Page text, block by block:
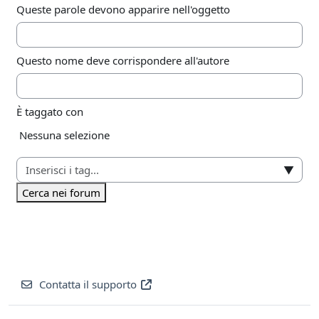
Queste parole devono apparire nell'oggetto
Questo nome deve corrispondere all'autore
È taggato con
Elementi selezionati:
Nessuna selezione
▼
Cerca nei forum
Contatta il supporto